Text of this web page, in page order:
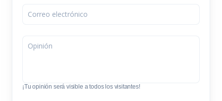
¡Tu opinión será visible a todos los visitantes!